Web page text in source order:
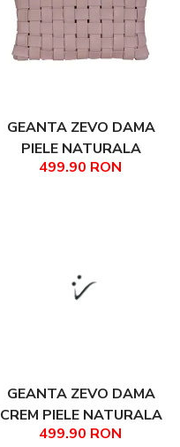
GEANTA ZEVO DAMA
PIELE NATURALA
IMPLETITA ROZ PRAFUIT
499.90 RON
GEANTA ZEVO DAMA
CREM PIELE NATURALA
VINTAGE PRINT FLORAL
499.90 RON